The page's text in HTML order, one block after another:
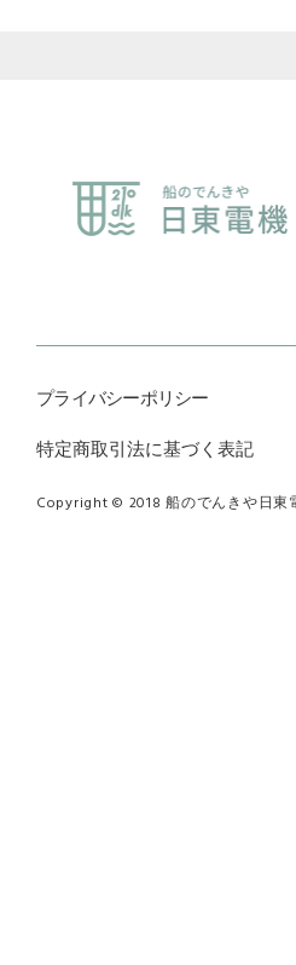
プライバシーポリシー
特定商取引法に基づく表記
Copyright © 2018 船のでんきや日